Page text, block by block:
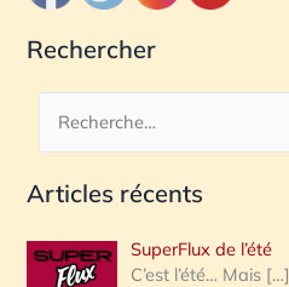
Rechercher
c
e
Articles récents
SuperFlux de l’été
C’est l’été… Mais […]